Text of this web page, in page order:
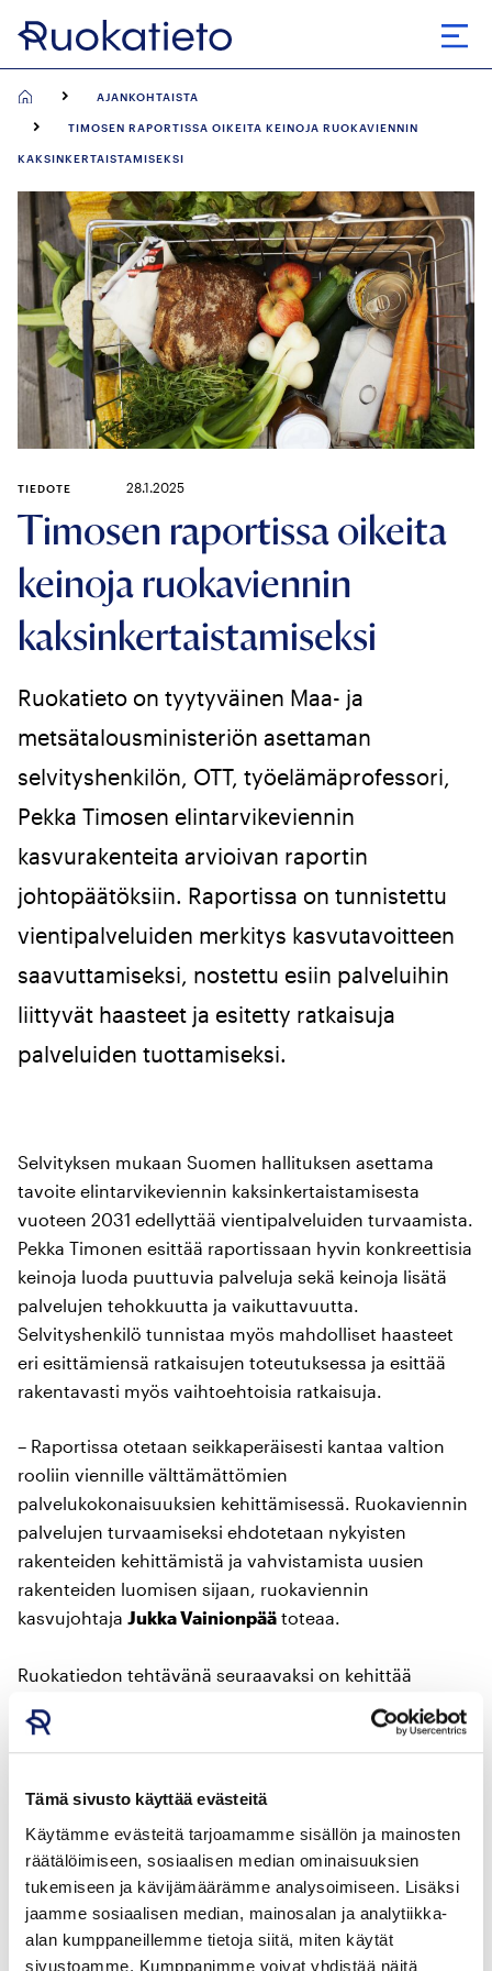
Tämä sivusto käyttää evästeitä
Käytämme evästeitä tarjoamamme sisällön ja mainosten
räätälöimiseen, sosiaalisen median ominaisuuksien
tukemiseen ja kävijämäärämme analysoimiseen. Lisäksi
jaamme sosiaalisen median, mainosalan ja analytiikka-
alan kumppaneillemme tietoja siitä, miten käytät
sivustoamme. Kumppanimme voivat yhdistää näitä
Siirry
suoraan
AJANKOHTAISTA
TIMOSEN RAPORTISSA OIKEITA KEINOJA RUOKAVIENNIN
KAKSINKERTAISTAMISEKSI
Timosen raportissa oikeita
keinoja ruokaviennin
kaksinkertaistamiseksi
TIEDOTE 28.1.2025
Ruokatieto on tyytyväinen Maa- ja
metsätalousministeriön asettaman
selvityshenkilön, OTT, työelämäprofessori,
Pekka Timosen elintarvikeviennin
kasvurakenteita arvioivan raportin
johtopäätöksiin. Raportissa on tunnistettu
vientipalveluiden merkitys kasvutavoitteen
saavuttamiseksi, nostettu esiin palveluihin
liittyvät haasteet ja esitetty ratkaisuja
palveluiden tuottamiseksi.
Selvityksen mukaan Suomen hallituksen asettama
tavoite elintarvikeviennin kaksinkertaistamisesta
vuoteen 2031 edellyttää vientipalveluiden turvaamista.
Pekka Timonen esittää raportissaan hyvin konkreettisia
keinoja luoda puuttuvia palveluja sekä keinoja lisätä
palvelujen tehokkuutta ja vaikuttavuutta.
Selvityshenkilö tunnistaa myös mahdolliset haasteet
eri esittämiensä ratkaisujen toteutuksessa ja esittää
rakentavasti myös vaihtoehtoisia ratkaisuja.
– Raportissa otetaan seikkaperäisesti kantaa valtion
rooliin viennille välttämättömien
palvelukokonaisuuksien kehittämisessä. Ruokaviennin
palvelujen turvaamiseksi ehdotetaan nykyisten
rakenteiden kehittämistä ja vahvistamista uusien
rakenteiden luomisen sijaan, ruokaviennin
kasvujohtaja Jukka Vainionpää toteaa.
Ruokatiedon tehtävänä seuraavaksi on kehittää
toimii elintarvikevientialan yhteisenä koordinaattorina,
kooten alan yhteisen näkemyksen, laatien ja johtaen
ruokaviennin strategiaa. Työtä tehdään yhdessä
yritykset toimivat keskeisessä roolissa strategian
toteuttajina ja johtajina. Strategia tuotetaan
yrityslähtöisesti yhteistyössä muiden ekosysteemin
toimijoiden, mm. valtionhallinnon, kanssa.